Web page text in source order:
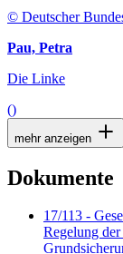
© Deutscher
Pau, Petra
Die Linke
()
mehr anzeigen
Dokumente
17/113 -
Regelung